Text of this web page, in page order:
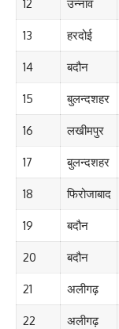
12 उन्नाव
13 हरदोई
14 बदौन
15 बुलन्दशहर
16 लखीमपुर
17 बुलन्दशहर
18 फिरोजाबाद
19 बदौन
20 बदौन
21 अलीगढ़
22 अलीगढ़